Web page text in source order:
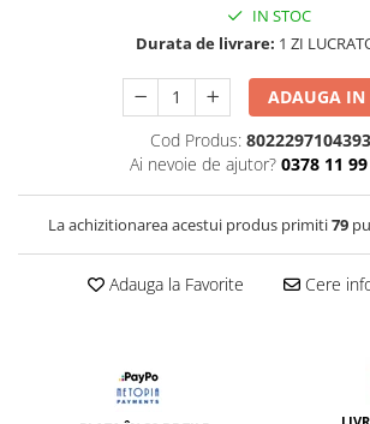
IN STOC
Durata de livrare: 1 ZI
ADAUGA IN
Cod Produs: 8022297104393
Ai nevoie de ajutor? 0378 11
La achizitionarea acestui produs primiti79
Adauga la Favorite Cere